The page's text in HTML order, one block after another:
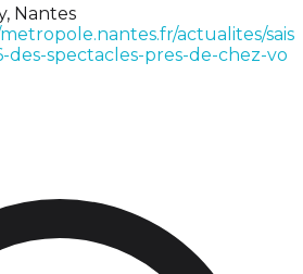
Nantes
actualites/sais
spectacles-pres-de-chez-vo